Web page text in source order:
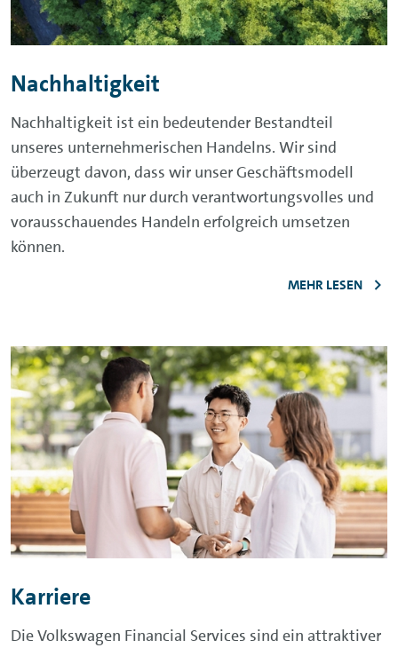
Nachhaltigkeit
Nachhaltigkeit ist ein bedeutender Bestandteil
unseres unternehmerischen Handelns. Wir sind
überzeugt davon, dass wir unser Geschäftsmodell
auch in Zukunft nur durch verantwortungsvolles und
vorausschauendes Handeln erfolgreich umsetzen
können.
MEHR LESEN
Karriere
Die Volkswagen Financial Services sind ein attraktiver